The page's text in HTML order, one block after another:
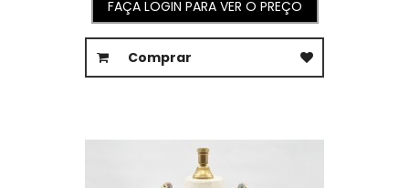
FAÇA LOGIN PARA VER O PREÇO
Comprar